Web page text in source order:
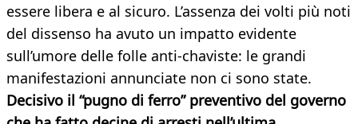
essere libera e al sicuro. L’assenza dei volti più noti
del dissenso ha avuto un impatto evidente
sull’umore delle folle anti-chaviste: le grandi
manifestazioni annunciate non ci sono state.
Decisivo il “pugno di ferro” preventivo del governo